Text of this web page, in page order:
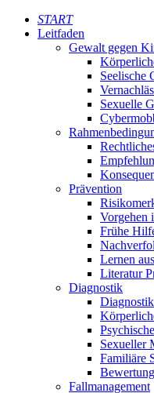
START
Leitfaden
Gewalt gegen
Seelische
Sexuelle
Prävention
Vorgehen
Frühe
Lernen
Literatur
Diagnostik
Sexueller
Familiäre
Fallmanagement